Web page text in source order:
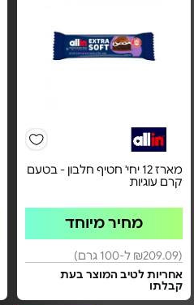
מארז 12 יחי' חטיף חלבון - בטעם
קרם עוגיות
מחיר מיוחד
(₪209.09 ל-100 גרם)
אחריות לטיב המוצר בעת
קבלתו